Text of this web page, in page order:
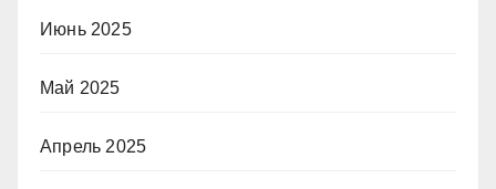
Июнь 2025
Май 2025
Апрель 2025